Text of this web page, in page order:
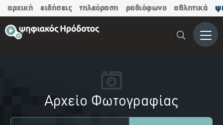
αρχική ειδήσεις τηλεόραση ραδιόφωνο αθλητικά
Μενού
Αρχείο Φωτογραφίας